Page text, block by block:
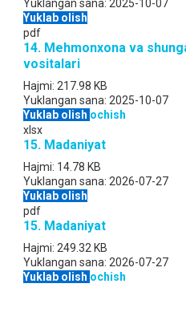
Yuklangan sana: 2025-10-07
Yuklab olish
pdf
14. Mehmonxona va
vositalari
Hajmi: 217.98 KB
Yuklangan sana: 2025-10-07
Yuklab olish ochish
xlsx
15. Madaniyat
Hajmi: 14.78 KB
Yuklangan sana: 2026-07-27
Yuklab olish
pdf
15. Madaniyat
Hajmi: 249.32 KB
Yuklangan sana: 2026-07-27
Yuklab olish ochish